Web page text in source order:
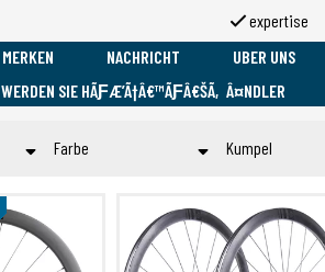
expertise
MERKEN NACHRICHT UBER UNS
Uber 2moso
Sponsorship
Contact
WERDEN SIE HÃƑÆ’Ã†Â€™ÃƑÂ€ŠÃ‚Â¤NDLER
Farbe Kumpel
60 mm
70 mm